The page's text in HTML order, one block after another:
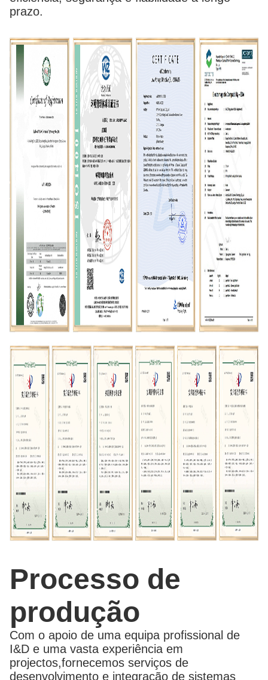
prazo.
Processo de
produção
Com o apoio de uma equipa profissional de
I&D e uma vasta experiência em
projectos,fornecemos serviços de
desenvolvimento e integração de sistemas